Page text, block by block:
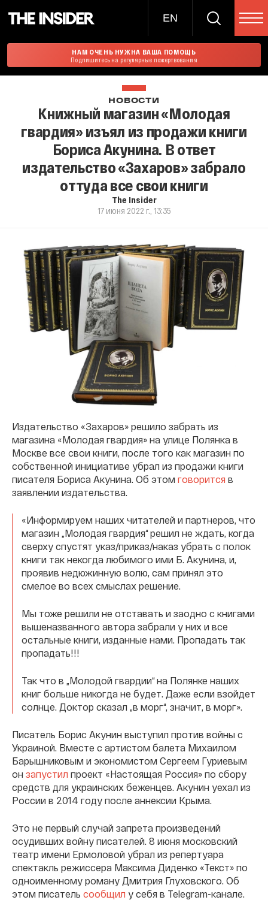
EN
НАМ ОЧЕНЬ НУЖНА ВАША ПОМОЩЬ
Подпишитесь на регулярные пожертвования
НОВОСТИ
Книжный магазин «Молодая
гвардия» изъял из продажи книги
Бориса Акунина. В ответ
издательство «Захаров» забрало
оттуда все свои книги
The Insider
17 июня 2022 г., 13:35
Издательство «Захаров» решило забрать из
магазина «Молодая гвардия» на улице Полянка в
Москве все свои книги, после того как магазин по
собственной инициативе убрал из продажи книги
писателя Бориса Акунина. Об этом говорится в
заявлении издательства.
«Информируем наших читателей и партнеров, что
магазин „Молодая гвардия“ решил не ждать, когда
сверху спустят указ/приказ/наказ убрать с полок
книги так некогда любимого ими Б. Акунина, и,
проявив недюжинную волю, сам принял это
смелое во всех смыслах решение.
Мы тоже решили не отставать и заодно с книгами
вышеназванного автора забрали у них и все
остальные книги, изданные нами. Пропадать так
пропадать!!!
Так что в „Молодой гвардии“ на Полянке наших
книг больше никогда не будет. Даже если взойдет
солнце. Доктор сказал „в морг“, значит, в морг».
Писатель Борис Акунин выступил против войны с
Украиной. Вместе с артистом балета Михаилом
Барышниковым и экономистом Сергеем Гуриевым
он запустил проект «Настоящая Россия» по сбору
средств для украинских беженцев. Акунин уехал из
России в 2014 году после аннексии Крыма.
Это не первый случай запрета произведений
осудивших войну писателей. 8 июня московский
театр имени Ермоловой убрал из репертуара
спектакль режиссера Максима Диденко «Текст» по
одноименному роману Дмитрия Глуховского. Об
этом писатель сообщил у себя в Telegram-канале.